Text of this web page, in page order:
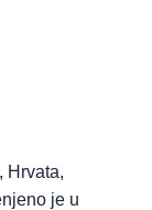
Hrvata,
je u